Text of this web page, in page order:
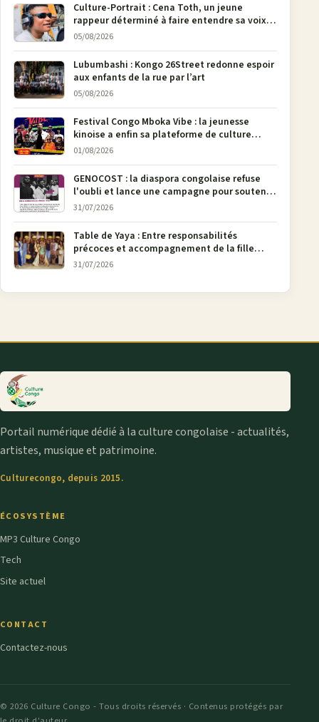
Culture-Portrait : Cena Toth, un jeune
rappeur déterminé à faire entendre sa voix à
Bunia
05/08/2026
Lubumbashi : Kongo 26Street redonne espoir
aux enfants de la rue par l’art
05/08/2026
Festival Congo Mboka Vibe : la jeunesse
kinoise a enfin sa plateforme de culture
urbaine
01/08/2026
GENOCOST : la diaspora congolaise refuse
l'oubli et lance une campagne pour soutenir
la pétition FONAREV depuis Bruxelles
31/07/2026
Table de Yaya : Entre responsabilités
précoces et accompagnement de la fille
aînée, la diaspora en débat
31/07/2026
Portail numérique dédié à la culture congolaise - actualités,
artistes, musique et patrimoine.
Culturecongo, depuis 2015.
ÉCOSYSTÈME
MP3 Culture Congo
Tech
Site actuel
CONTACT
Contactez-nous
© 2026 Culture Congo - Tous droits réservés · Contenus protégés par